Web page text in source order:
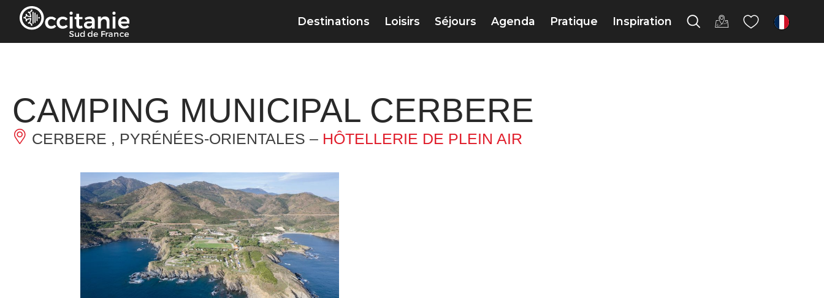
Panneau de gestion des cookies
Destinations Loisirs Séjours Agenda Pratique Inspiration fr
CAMPING MUNICIPAL CERBERE
CERBERE , PYRÉNÉES-ORIENTALES – HÔTELLERIE DE PLEIN AIR